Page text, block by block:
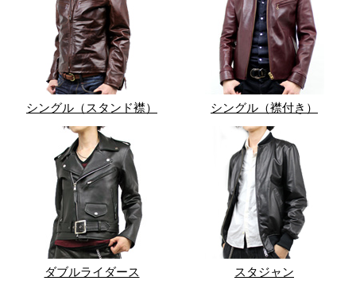
シングル（スタンド襟） シングル（襟付き）
ダブルライダース スタジャン